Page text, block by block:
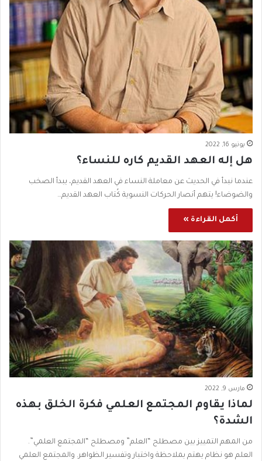
يونيو 16, 2022
هل إله العهد القديم كاره للنساء؟
عندما نبدأ في الحديث عن معاملة النساء في العهد القديم، يبدأ الصخب
والضوضاء! يتهم أنصار الحركات النسوية كُتاب العهد القديم…
أكمل القراءة »
مارس 9, 2022
لماذا يقاوم المجتمع العلمي فكرة الخلق بهذه
الشدة؟
من المهم التمييز بين مصطلح “العلم” ومصطلح “المجتمع العلمي”.
العلم هو نظام يهتم بملاحظة واختبار وتفسير الظواهر. والمجتمع العلمي